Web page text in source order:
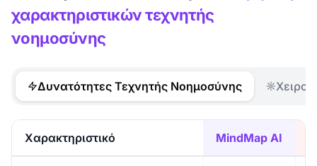
χαρακτηριστικών τεχνητής
νοημοσύνης
Δυνατότητες Τεχνητής Νοημοσύνης
Χαρακτηριστικό MindMap AI